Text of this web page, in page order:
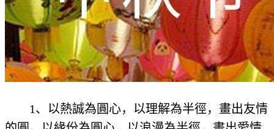
1、以熱誠為圓心，以理解為半徑，畫出友情